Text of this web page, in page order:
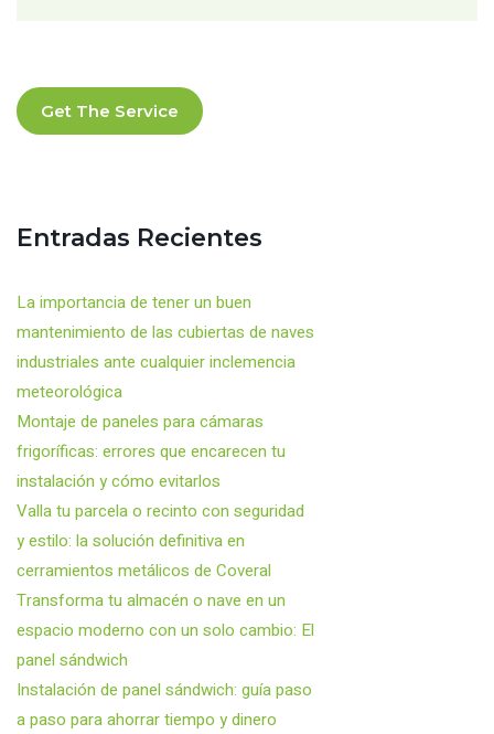
Get The Service
Entradas Recientes
La importancia de tener un buen
mantenimiento de las cubiertas de naves
industriales ante cualquier inclemencia
meteorológica
Montaje de paneles para cámaras
frigoríficas: errores que encarecen tu
instalación y cómo evitarlos
Valla tu parcela o recinto con seguridad
y estilo: la solución definitiva en
cerramientos metálicos de Coveral
Transforma tu almacén o nave en un
espacio moderno con un solo cambio: El
panel sándwich
Instalación de panel sándwich: guía paso
a paso para ahorrar tiempo y dinero